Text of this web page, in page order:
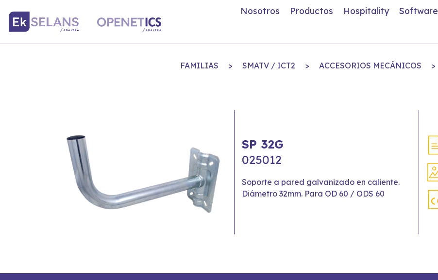
Nosotros Productos Hospitality Software
FAMILIAS > SMATV / ICT2 > ACCESORIOS MECÁNICOS >
SP 32G
025012
Soporte a pared galvanizado en caliente.
Diámetro 32mm. Para OD 60 / ODS 60